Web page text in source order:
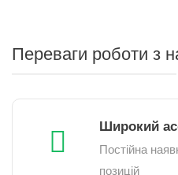
Переваги роботи з
Широкий
Постійна
позицій